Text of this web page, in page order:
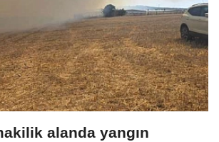
alanda yangın